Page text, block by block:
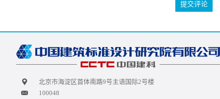
提交评论
北京市海淀区首体南路9号主语国际2号楼
100048